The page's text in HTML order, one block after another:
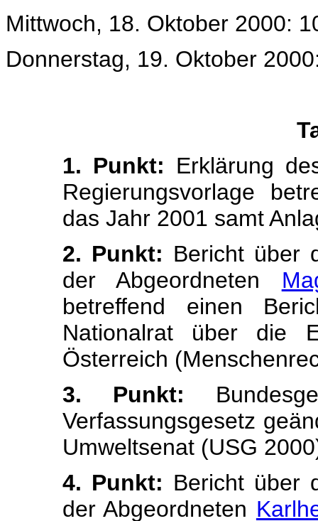
Mittwoch, 18. Oktober 2000:
Donnerstag, 19. Oktober
1. Punkt: Erklärung
Regierungsvorlage
das Jahr 2001 samt
2. Punkt: Bericht über
der Abgeordneten
betreffend einen
Nationalrat über die
Österreich
3. Punkt:
Verfassungsgesetz
Umweltsenat (USG
4. Punkt: Bericht über
der Abgeordneten